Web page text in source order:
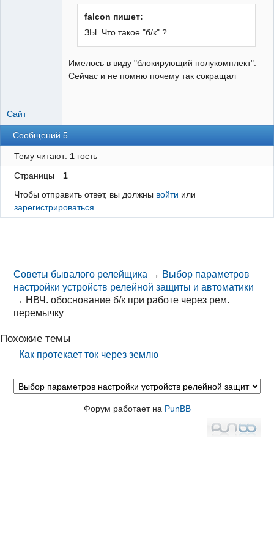
falcon пишет:
ЗЫ. Что такое "б/к" ?
Имелось в виду "блокирующий полукомплект".
Сейчас и не помню почему так сокращал
Сайт
Сообщений 5
Тему читают: 1гость
Страницы
1
Чтобы отправить ответ, вы должны войти или
зарегистрироваться
Советы бывалого релейщика → Выбор параметров
настройки устройств релейной защиты и автоматики
→ НВЧ. обоснование б/к при работе через рем.
перемычку
Похожие темы
Как протекает ток через землю
Форум работает на PunBB